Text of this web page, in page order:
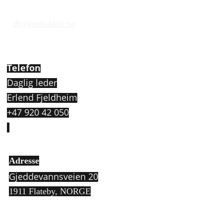
Telefon
Daglig leder
Erlend Fjeldheim
+47 920 42 050
Adresse
Gjeddevannsveien 20
1911 Flateby, NORGE